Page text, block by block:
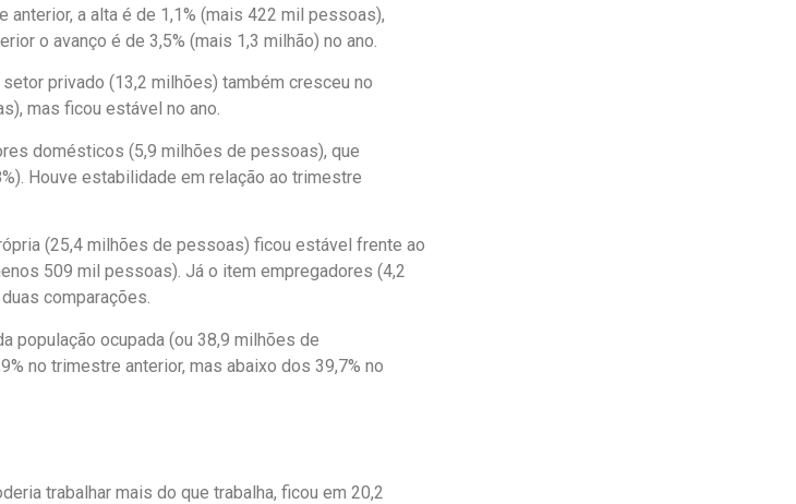
anterior, a alta é de 1,1% (mais 422 mil pessoas),
o avanço é de 3,5% (mais 1,3 milhão) no ano.
privado (13,2 milhões) também cresceu no
mas ficou estável no ano.
domésticos (5,9 milhões de pessoas), que
Houve estabilidade em relação ao trimestre
(25,4 milhões de pessoas) ficou estável frente ao
509 mil pessoas). Já o item empregadores (4,2
comparações.
população ocupada (ou 38,9 milhões de
no trimestre anterior, mas abaixo dos 39,7% no
trabalhar mais do que trabalha, ficou em 20,2